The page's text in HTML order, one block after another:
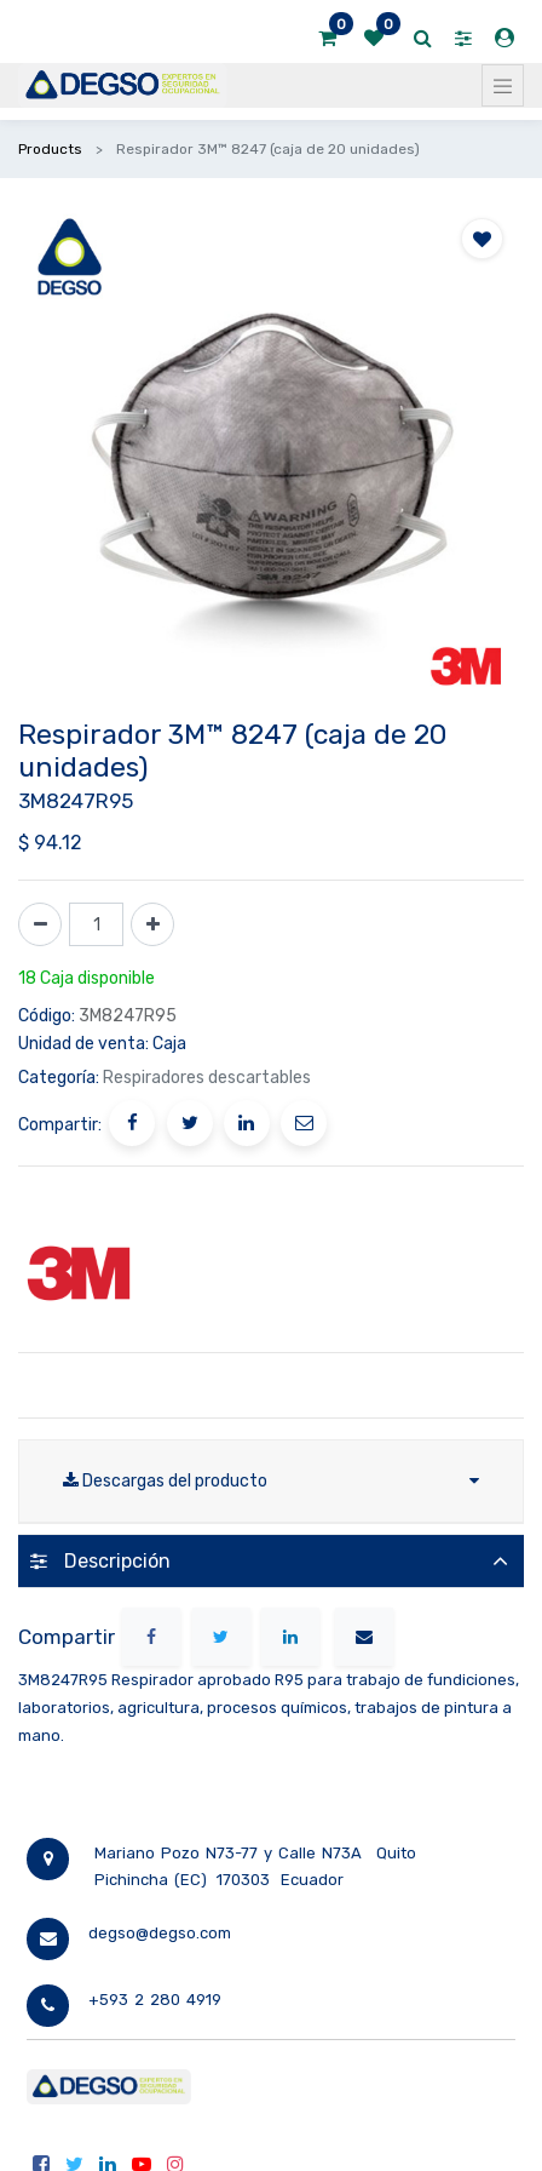
0 0
Products Respirador 3M™ 8247 (caja de 20 unidades)
Respirador 3M™ 8247 (caja de 20
unidades)
3M8247R95
$ 94.12
18 Caja disponible
Código: 3M8247R95
Unidad de venta: Caja
Categoría: Respiradores descartables
Compartir:
Descargas del producto
Descripción
Compartir
3M8247R95 Respirador aprobado R95 para trabajo de fundiciones,
laboratorios, agricultura, procesos químicos, trabajos de pintura a
mano.
Mariano Pozo N73-77 y Calle N73A
Quito
Pichincha (EC)
170303 Ecuador
degso@degso.com
+593 2 280 4919